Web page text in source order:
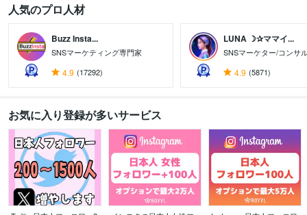
人気のプロ人材
Buzz Insta...
SNSマーケティング専門家
4.9 (17292)
LUNA ☽✰ママイ...
SNSマーケター/コンサ
4.9 (5871)
お気に入り登録が多いサービス